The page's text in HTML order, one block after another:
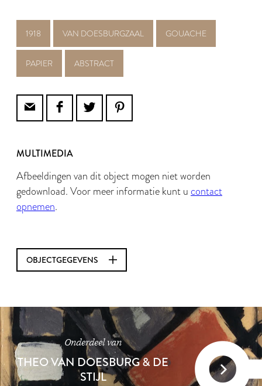
1918 VAN DOESBURGZAAL GOUACHE
PAPIER ABSTRACT
MULTIMEDIA
Afbeeldingen van dit object mogen niet worden
gedownload. Voor meer informatie kunt u contact
opnemen.
OBJECTGEGEVENS
Onderdeel van
THEO VAN DOESBURG & DE
STIJL